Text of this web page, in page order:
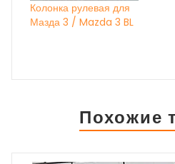
Колонка рулевая для
Мазда 3 / Mazda 3 BL
Похожие